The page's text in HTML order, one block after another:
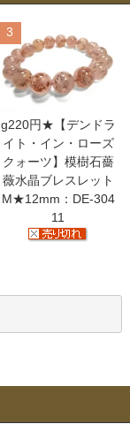
3
g220円★【デンドラ
イト・イン・ローズ
クォーツ】模樹石薔
薇水晶ブレスレット
M★12mm：DE-304
11